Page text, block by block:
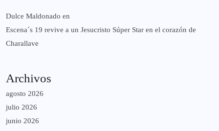
Dulce Maldonado en
Escena´s 19 revive a un Jesucristo Súper Star en el corazón de
Charallave
Archivos
agosto 2026
julio 2026
junio 2026